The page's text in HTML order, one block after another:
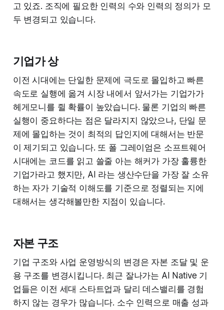
고 있죠. 조직에 필요한 인력의 수와 인력의 정의가 모
두 변경되고 있습니다.
기업가 상
이전 시대에는 단일한 문제에 극도로 몰입하고 빠른
속도로 실행에 옮겨 시장 내에서 앞서가는 기업가가
헤게모니를 쥘 확률이 높았습니다. 물론 기업의 빠른
실행이 중요하다는 점은 달라지지 않았으나, 단일 문
제에 몰입하는 것이 최적의 답인지에 대해서는 반문
이 제기되고 있습니다. 또 폴 그레이엄은 소프트웨어
시대에는 코드를 읽고 쓸줄 아는 해커가 가장 훌륭한
기업가라고 했지만, AI 라는 생산수단을 가장 잘 소유
하는 자가 기술적 이해도를 기준으로 정렬되는 지에
대해서는 생각해볼만한 지점이 있습니다.
자본 구조
기업 구조와 사업 운영방식의 변경은 자본 조달 및 운
용 구조를 변경시킵니다. 최근 잘나가는 AI Native 기
업들은 이전 세대 스타트업과 달리 데스밸리를 경험
하지 않는 경우가 많습니다. 소수 인력으로 매출 성과